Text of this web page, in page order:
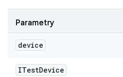
Parametry
device
ITestDevice